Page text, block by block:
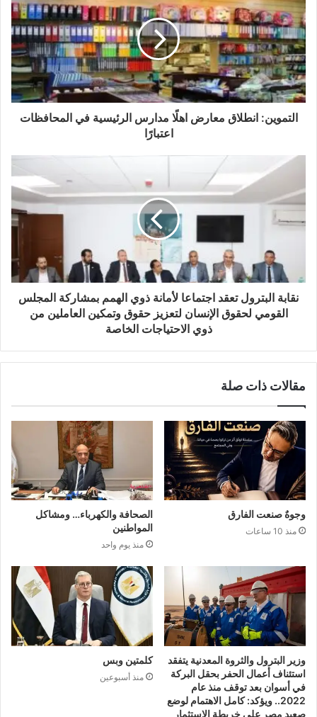
التموين: انطلاق معارض اهلًا مدارس الرئيسية في المحافظات
اعتبارًا
نقابة البترول تعقد اجتماعا لأمانة ذوي الهمم بمشاركة المجلس
القومي لحقوق الإنسان لتعزيز حقوق وتمكين العاملين من
ذوي الاحتياجات الخاصة
مقالات ذات صلة
وجوهٌ صنعت الفارق
منذ 10 ساعات
الصحافة والكهرباء… ومشاكل
المواطنين
منذ يوم واحد
وزير البترول والثروة المعدنية يتفقد
استئناف أعمال الحفر بحقل البركة
في أسوان بعد توقف منذ عام
2022.. ويؤكد: كامل الاهتمام لوضع
صعيد مصر على خريطة الاستثمار
كلمتين وبس
منذ أسبوعين